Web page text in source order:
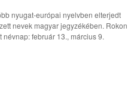
nyugat-európai nyelvben elterjedt
nevek magyar jegyzékében. Rokon
február 13., március 9.